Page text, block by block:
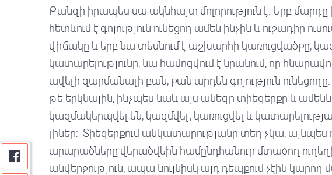
Քանզի իրապես սա ակնհայտ մոլորություն է: Երբ
հետևում է գոյություն ունեցող ամեն ինչին և ուշադիր
վիճակը և երբ նա տեսնում է աշխարհի կառուցվածքը,
կատարելությունը, նա համոզվում է նրանում, որ
ավելի զարմանալի բան, քան արդեն գոյություն
թե երկնային, ինչպես նաև այս անեզր տիեզերքը և
կազմակերպվել են, կազմվել, կառուցվել և
լիներ: Տիեզերքում անկատարությանը տեղ չկա, այնպես
արարածները վերածվեին համընդհանուր մտածող
անվերջություն, ապա նույնիսկ այդ դեպքում չէին